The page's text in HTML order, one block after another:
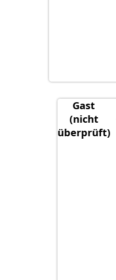
Gast
(nicht
überprüft)